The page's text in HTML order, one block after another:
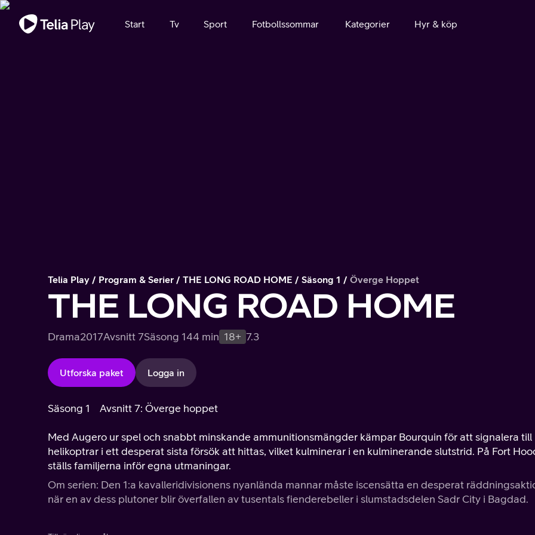
Viktigt meddelande
Start Tv Sport Fotbollssommar Kategorier Hyr & köp
Telia Play Program & Serier THE LONG ROAD HOME Säsong 1 Överge Hoppet
THE LONG ROAD HOME
Drama2017Avsnitt 7Säsong 144 min 18+ 7.3
Utforska paket Logga in
Säsong 1 Avsnitt 7: Överge hoppet
Med Augero ur spel och snabbt minskande ammunitionsmängder kämpar Bourquin för att signalera till
helikoptrar i ett desperat sista försök att hittas, vilket kulminerar i en kulminerande slutstrid. På Fort
ställs familjerna inför egna utmaningar.
Om serien: Den 1:a kavalleridivisionens nyanlända mannar måste iscensätta en desperat
när en av dess plutoner blir överfallen av tusentals fienderebeller i slumstadsdelen Sadr City i Bagdad.